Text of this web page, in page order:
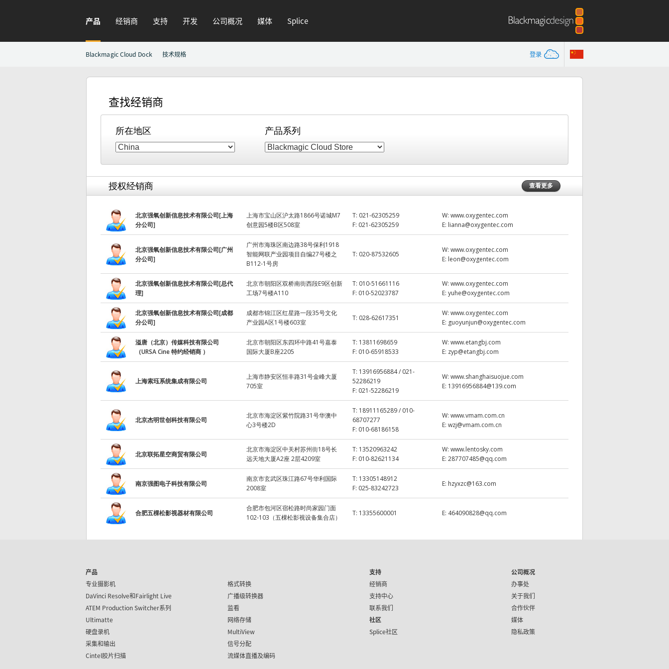
产品 经销商 支持 开发 公司概况 媒体 Splice
登录
Blackmagic Cloud Dock 技术规格
查找经销商
所在地区 产品系列
授权经销商 查看更多
北京强氧创新信息技术有限公司[上海
分公司]
上海市宝山区沪太路1866号诺城M7
创意园5楼B区508室
T: 021-62305259
F: 021-62305259
W:www.oxygentec.com
E: lianna@oxygentec.com
北京强氧创新信息技术有限公司[广州
分公司]
广州市海珠区南边路38号保利1918
智能网联产业园项目自编27号楼之
B112-1号房
T: 020-87532605
W:www.oxygentec.com
E: leon@oxygentec.com
北京强氧创新信息技术有限公司[总代
理]
北京市朝阳区双桥南街西段E9区创新
工场7号楼A110
T: 010-51661116
F: 010-52023787
W:www.oxygentec.com
E:yuhe@oxygentec.com
北京强氧创新信息技术有限公司[成都
分公司]
成都市锦江区红星路一段35号文化
产业园A区1号楼603室
T: 028-62617351
W:www.oxygentec.com
E: guoyunjun@oxygentec.com
溢唐（北京）传媒科技有限公司
（URSA Cine 特约经销商 ）
北京市朝阳区东四环中路41号嘉泰
国际大厦B座2205
T: 13811698659
F: 010-65918533
W:www.etangbj.com
E: zyp@etangbj.com
上海索珏系统集成有限公司
上海市静安区恒丰路31号金峰大厦
705室
T: 13916956884 / 021-
52286219
F: 021-52286219
W:www.shanghaisuojue.com
E: 13916956884@139.com
北京杰明世创科技有限公司
北京市海淀区紫竹院路31号华澳中
心3号楼2D
T: 18911165289 / 010-
68707277
F: 010-68186158
W:www.vmam.com.cn
E:wzj@vmam.com.cn
北京联拓星空商贸有限公司
北京市海淀区中关村苏州街18号长
远天地大厦A2座 2层4209室
T: 13520963242
F: 010-82621134
W:www.lentosky.com
E:287707485@qq.com
南京强图电子科技有限公司
南京市玄武区珠江路67号华利国际
2008室
T: 13305148912
F: 025-83242723
E: hzyxzc@163.com
合肥五棵松影视器材有限公司
合肥市包河区宿松路时尚家园门面
102-103（五棵松影视设备集合店）
T: 13355600001 E: 464090828@qq.com
产品
专业摄影机
DaVinci Resolve和Fairlight Live
ATEM Production Switcher系列
Ultimatte
硬盘录机
采集和输出
Cintel胶片扫描
格式转换
广播级转换器
监看
网络存储
MultiView
信号分配
流媒体直播及编码
支持
经销商
支持中心
联系我们
社区
Splice社区
公司概况
办事处
关于我们
合作伙伴
媒体
隐私政策